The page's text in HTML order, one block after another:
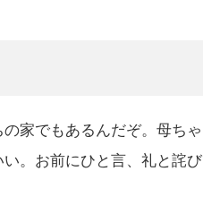
家でもあるんだぞ。母ちゃ
。お前にひと言、礼と詫び